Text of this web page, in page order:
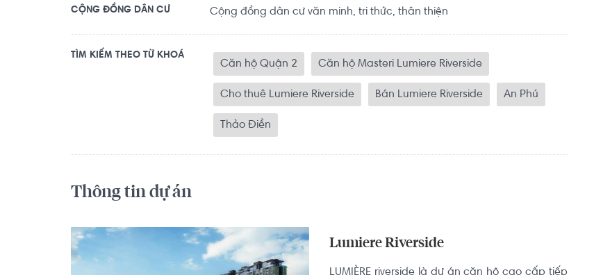
CỘNG ĐỒNG DÂN CƯ Cộng đồng dân cư văn minh, tri thức, thân thiện
TÌM KIẾM THEO TỪ KHOÁ
Căn hộ Quận 2 Căn hộ Masteri Lumiere Riverside
Cho thuê Lumiere Riverside Bán Lumiere Riverside An Phú
Thảo Điền
Thông tin dự án
Lumiere Riverside
LUMIÈRE riverside là dự án căn hộ cao cấp tiếp